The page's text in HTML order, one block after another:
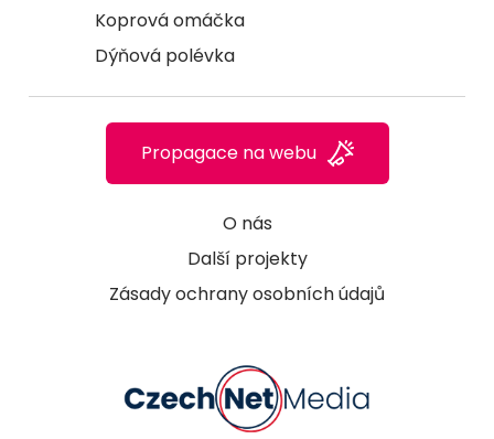
Koprová omáčka
Dýňová polévka
O nás
Další projekty
Zásady ochrany osobních údajů
Propagace na webu